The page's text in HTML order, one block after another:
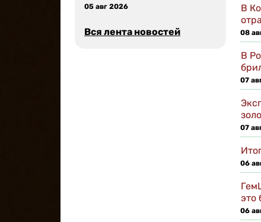
05 авг 2026
Вся лента новостей
В
08
В
07
07
06
это
06